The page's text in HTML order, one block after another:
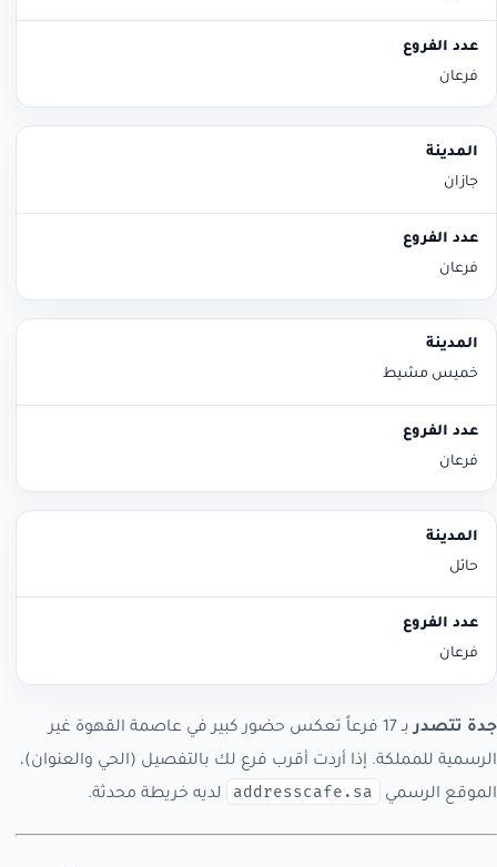
فرعان
جازان
فرعان
خميس مشيط
فرعان
حائل
فرعان
جدة تتصدر
بـ 17 فرعاً تعكس حضور كبير في عاصمة القهوة غير
الرسمية للمملكة. إذا أردت أقرب فرع لك بالتفصيل (الحي والعنوان)،
الموقع الرسمي
addresscafe.sa لديه خريطة محدثة.